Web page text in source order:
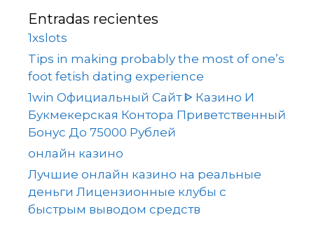
Entradas recientes
1xslots
Tips in making probably the most of one’s
foot fetish dating experience
1win Официальный Сайт ᐈ Казино И
Букмекерская Контора Приветственный
Бонус До 75000 Рублей
онлайн казино
Лучшие онлайн казино на реальные
деньги Лицензионные клубы с
быстрым выводом средств